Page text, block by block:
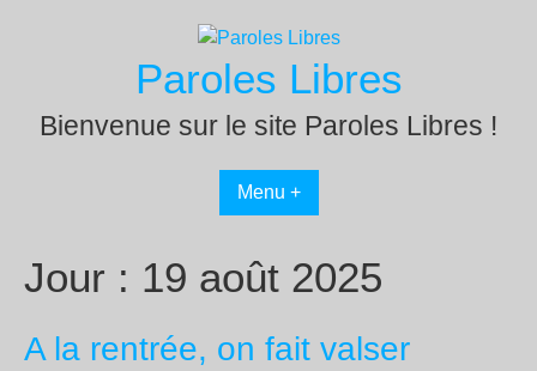
Paroles Libres
Bienvenue sur le site Paroles Libres !
Menu +
Jour : 19 août 2025
A la rentrée, on fait valser